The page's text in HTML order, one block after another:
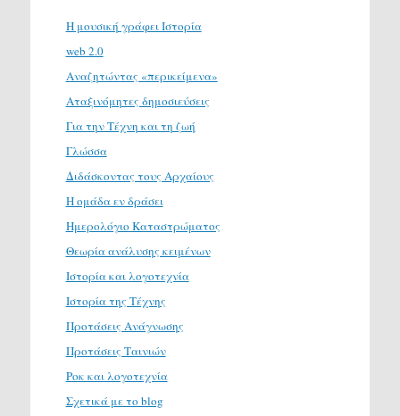
H μουσική γράφει Ιστορία
web 2.0
Αναζητώντας «περικείμενα»
Αταξινόμητες δημοσιεύσεις
Για την Τέχνη και τη ζωή
Γλώσσα
Διδάσκοντας τους Αρχαίους
Η ομάδα εν δράσει
Ημερολόγιο Καταστρώματος
Θεωρία ανάλυσης κειμένων
Ιστορία και λογοτεχνία
Ιστορία της Τέχνης
Προτάσεις Ανάγνωσης
Προτάσεις Ταινιών
Ροκ και λογοτεχνία
Σχετικά με το blog